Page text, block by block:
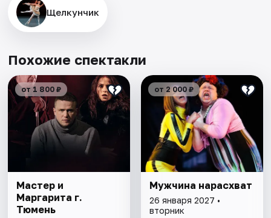
Щелкунчик
Похожие спектакли
от 1 800 ₽
Мастер и
Маргарита г.
Тюмень
от 2 000 ₽
Мужчина нарасхват
26 января 2027 •
вторник